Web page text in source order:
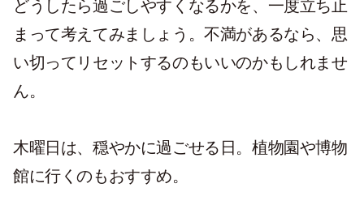
どうしたら過ごしやすくなるかを、一度立ち止
まって考えてみましょう。不満があるなら、思
い切ってリセットするのもいいのかもしれませ
ん。
木曜日は、穏やかに過ごせる日。植物園や博物
館に行くのもおすすめ。